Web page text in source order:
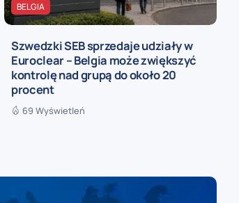
BELGIA
Szwedzki SEB sprzedaje udziały w
Euroclear – Belgia może zwiększyć
kontrolę nad grupą do około 20
procent
69 Wyświetleń